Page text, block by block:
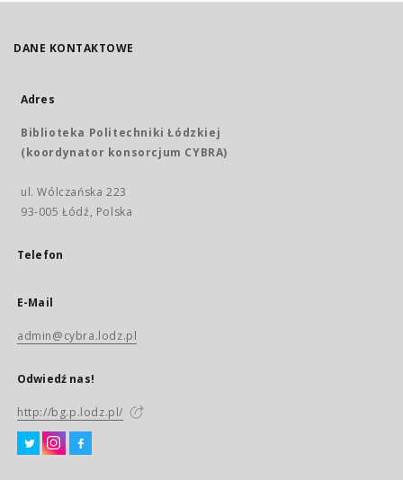
DANE KONTAKTOWE
Adres
Biblioteka Politechniki Łódzkiej
(koordynator konsorcjum CYBRA)
ul. Wólczańska 223
93-005 Łódź, Polska
Telefon
E-Mail
admin@cybra.lodz.pl
Odwiedź nas!
http://bg.p.lodz.pl/